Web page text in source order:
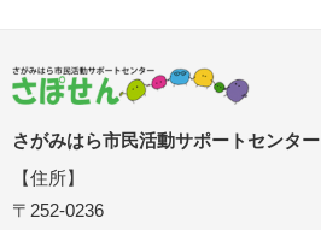
さがみはら市民活動サポートセンター
【住所】
〒252-0236